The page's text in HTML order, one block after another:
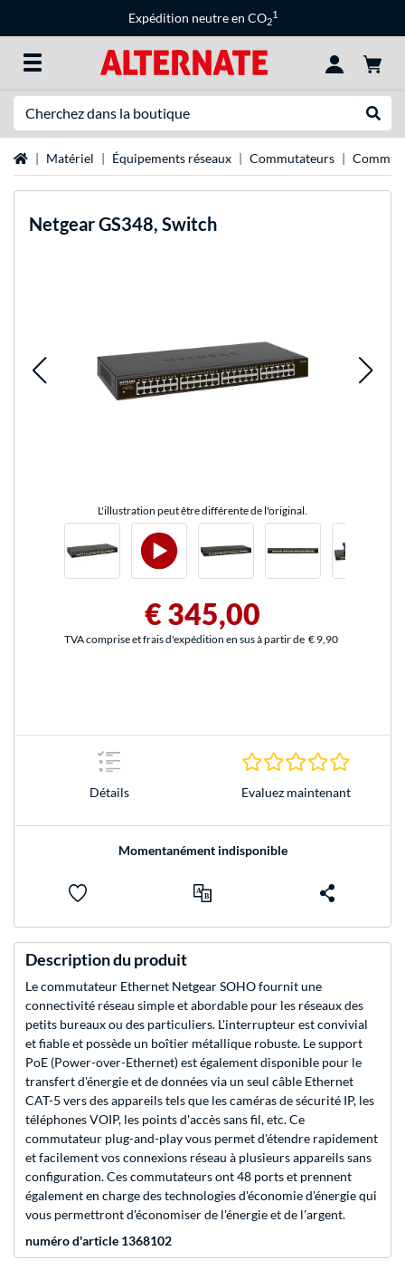
Expédition neutre en CO2
1
Page d'accueil
Matériel Équipements réseaux Commutateurs
NetgearGS348, Switch
L'illustration peut être différente de l'original.
€ 345,00
TVA comprise et frais d'expédition en sus à partir de € 9,90
Détails Evaluez maintenant
Momentanément indisponible
Description du produit
Le commutateur Ethernet Netgear SOHO fournit une
connectivité réseau simple et abordable pour les réseaux des
petits bureaux ou des particuliers. L'interrupteur est convivial
et fiable et possède un boîtier métallique robuste. Le support
PoE (Power-over-Ethernet) est également disponible pour le
transfert d'énergie et de données via un seul câble Ethernet
CAT-5 vers des appareils tels que les caméras de sécurité IP, les
téléphones VOIP, les points d'accès sans fil, etc. Ce
commutateur plug-and-play vous permet d'étendre rapidement
et facilement vos connexions réseau à plusieurs appareils sans
configuration. Ces commutateurs ont 48 ports et prennent
également en charge des technologies d'économie d'énergie qui
vous permettront d'économiser de l'énergie et de l'argent.
numéro d'article 1368102